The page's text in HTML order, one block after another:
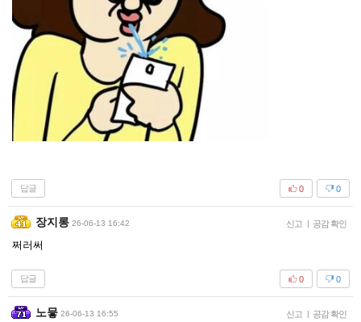
답글 0
0
장지롱 26-06-13 16:42 신고 | 공감 확인
쩌러써
답글 0
0
노뭏 26-06-13 16:55 신고 | 공감 확인